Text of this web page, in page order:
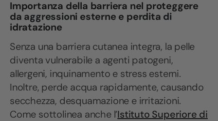
Importanza della barriera nel proteggere
da aggressioni esterne e perdita di
idratazione
Senza una barriera cutanea integra, la pelle
diventa vulnerabile a agenti patogeni,
allergeni, inquinamento e stress esterni.
Inoltre, perde acqua rapidamente, causando
secchezza, desquamazione e irritazioni.
Come sottolinea anche l’Istituto Superiore di